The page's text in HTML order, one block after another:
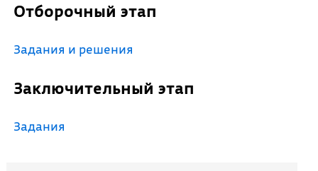
Отборочный этап
Задания и решения
Заключительный этап
Задания